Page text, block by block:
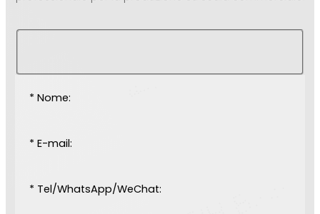
* Nome:
* E-mail:
* Tel/WhatsApp/WeChat: